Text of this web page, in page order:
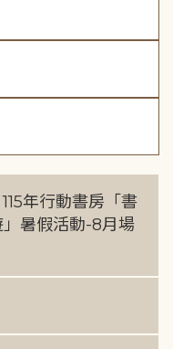
年行動書房「書
暑假活動-8月場